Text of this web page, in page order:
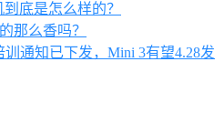
底是怎么样的？
那么香吗？
通知已下发，Mini 3有望4.28发